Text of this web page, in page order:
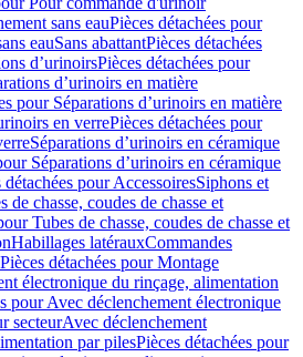
sans eauPièces détachées pour
eauSans abattantPièces détachées
d’urinoirsPièces détachées pour
d’urinoirs en matière
pour Séparations d’urinoirs en matière
en verrePièces détachées pour
Séparations d’urinoirs en céramique
Séparations d’urinoirs en céramique
détachées pour AccessoiresSiphons et
de chasse, coudes de chasse et
Tubes de chasse, coudes de chasse et
Habillages latérauxCommandes
Pièces détachées pour Montage
électronique du rinçage, alimentation
pour Avec déclenchement électronique
secteurAvec déclenchement
par pilesPièces détachées pour